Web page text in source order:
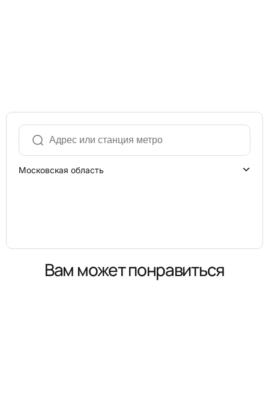
Московская область
Вам может понравиться